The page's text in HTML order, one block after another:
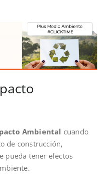
Ambiental cuando
de construcción,
pueda tener efectos